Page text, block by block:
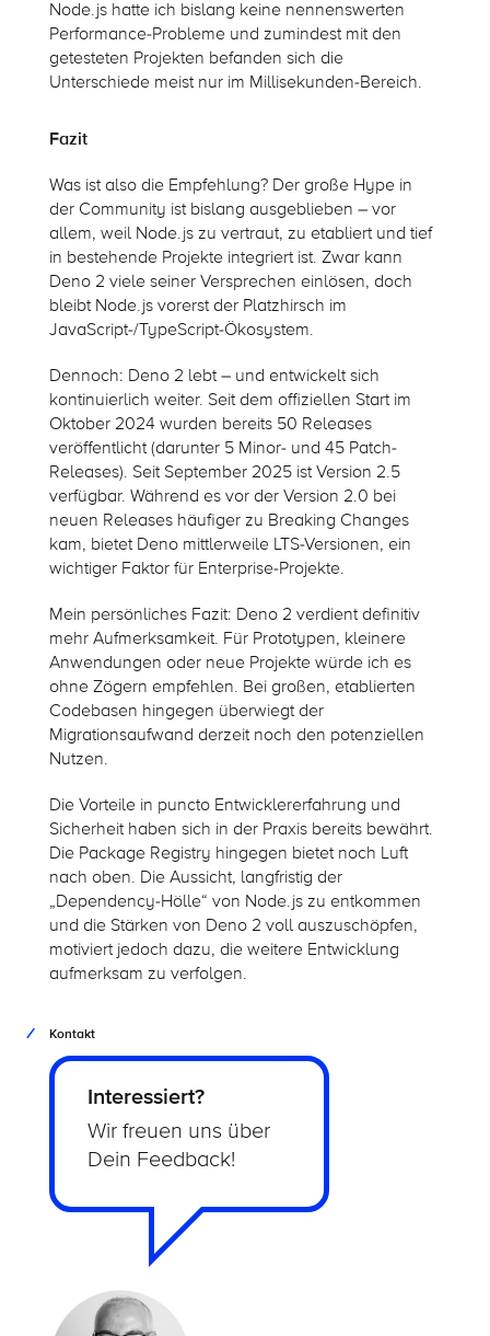
Node.js hatte ich bislang keine nennenswerten
Performance-Probleme und zumindest mit den
getesteten Projekten befanden sich die
Unterschiede meist nur im Millisekunden-Bereich.
Fazit
Was ist also die Empfehlung? Der große Hype in
der Community ist bislang ausgeblieben – vor
allem, weil Node.js zu vertraut, zu etabliert und tief
in bestehende Projekte integriert ist. Zwar kann
Deno 2 viele seiner Versprechen einlösen, doch
bleibt Node.js vorerst der Platzhirsch im
JavaScript-/TypeScript-Ökosystem.
Dennoch: Deno 2 lebt – und entwickelt sich
kontinuierlich weiter. Seit dem offiziellen Start im
Oktober 2024 wurden bereits 50 Releases
veröffentlicht (darunter 5 Minor- und 45 Patch-
Releases). Seit September 2025 ist Version 2.5
verfügbar. Während es vor der Version 2.0 bei
neuen Releases häufiger zu Breaking Changes
kam, bietet Deno mittlerweile LTS-Versionen, ein
wichtiger Faktor für Enterprise-Projekte.
Mein persönliches Fazit: Deno 2 verdient definitiv
mehr Aufmerksamkeit. Für Prototypen, kleinere
Anwendungen oder neue Projekte würde ich es
ohne Zögern empfehlen. Bei großen, etablierten
Codebasen hingegen überwiegt der
Migrationsaufwand derzeit noch den potenziellen
Nutzen.
Die Vorteile in puncto Entwicklererfahrung und
Sicherheit haben sich in der Praxis bereits bewährt.
Die Package Registry hingegen bietet noch Luft
nach oben. Die Aussicht, langfristig der
„Dependency-Hölle“ von Node.js zu entkommen
und die Stärken von Deno 2 voll auszuschöpfen,
motiviert jedoch dazu, die weitere Entwicklung
aufmerksam zu verfolgen.
Kontakt
Interessiert?
Wir freuen uns über
Dein Feedback!